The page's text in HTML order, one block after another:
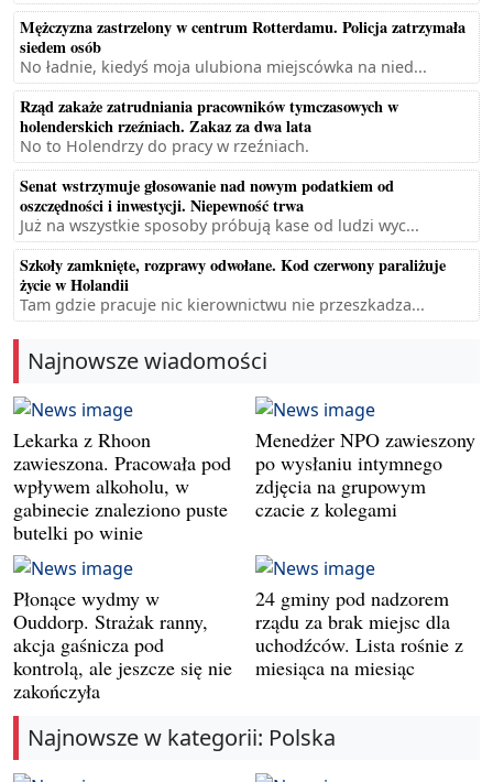
Mężczyzna zastrzelony w centrum Rotterdamu. Policja zatrzymała
siedem osób
No ładnie, kiedyś moja ulubiona miejscówka na nied...
Rząd zakaże zatrudniania pracowników tymczasowych w
holenderskich rzeźniach. Zakaz za dwa lata
No to Holendrzy do pracy w rzeźniach.
Senat wstrzymuje głosowanie nad nowym podatkiem od
oszczędności i inwestycji. Niepewność trwa
Już na wszystkie sposoby próbują kase od ludzi wyc...
Szkoły zamknięte, rozprawy odwołane. Kod czerwony paraliżuje
życie w Holandii
Tam gdzie pracuje nic kierownictwu nie przeszkadza...
Najnowsze wiadomości
Lekarka z Rhoon
zawieszona. Pracowała pod
wpływem alkoholu, w
gabinecie znaleziono puste
butelki po winie
Menedżer NPO zawieszony
po wysłaniu intymnego
zdjęcia na grupowym
czacie z kolegami
Płonące wydmy w
Ouddorp. Strażak ranny,
akcja gaśnicza pod
kontrolą, ale jeszcze się nie
zakończyła
24 gminy pod nadzorem
rządu za brak miejsc dla
uchodźców. Lista rośnie z
miesiąca na miesiąc
Najnowsze w kategorii: Polska